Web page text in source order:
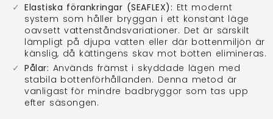
Elastiska förankringar (SEAFLEX): Ett modernt
system som håller bryggan i ett konstant läge
oavsett vattenståndsvariationer. Det är särskilt
lämpligt på djupa vatten eller där bottenmiljön är
känslig, då kättingens skav mot botten elimineras.
Pålar: Används främst i skyddade lägen med
stabila bottenförhållanden. Denna metod är
vanligast för mindre badbryggor som tas upp
efter säsongen.